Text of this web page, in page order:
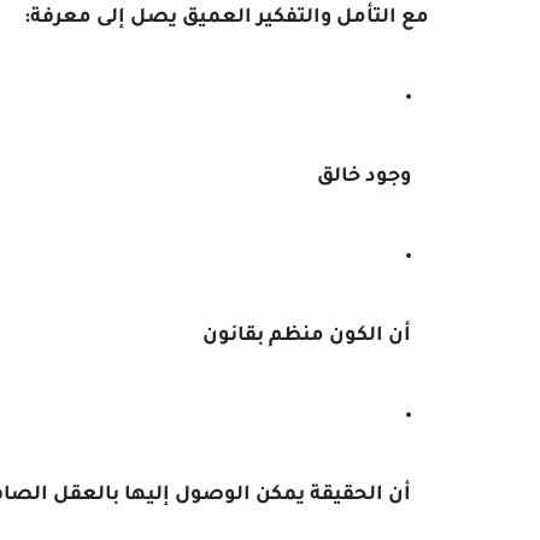
مع التأمل والتفكير العميق يصل إلى معرفة:
وجود خالق
أن الكون منظم بقانون
أن الحقيقة يمكن الوصول إليها بالعقل